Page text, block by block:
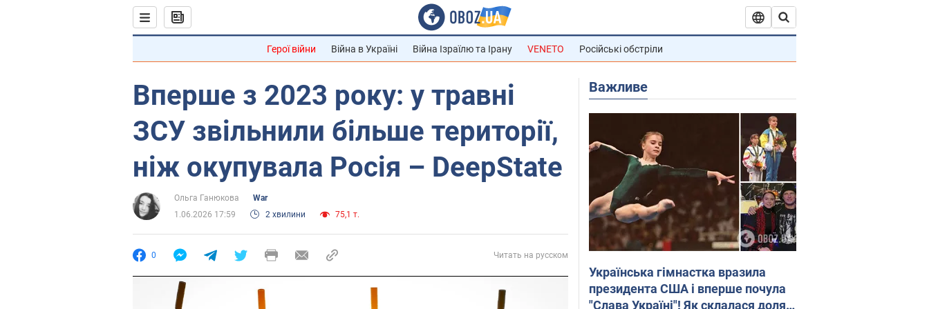
Герої війни Війна в Україні Війна Ізраїлю та Ірану VENETO Російські обстріли
Вперше з 2023 року: у травні
ЗСУ звільнили більше території,
ніж окупувала Росія – DeepState
Ольга Ганюкова
War
1.06.2026 17:59
2 хвилини 75,1 т.
0 Читать на русском
Важливе
Українська гімнастка вразила
президента США і вперше почула
"Слава Україні"! Як склалася доля